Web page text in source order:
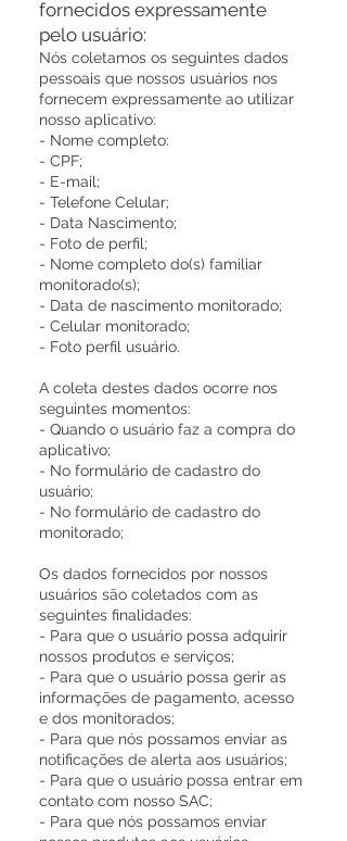
fornecidos expressamente
pelo usuário:
Nós coletamos os seguintes dados
pessoais que nossos usuários nos
fornecem expressamente ao utilizar
nosso aplicativo:
- Nome completo:
- CPF;
- E-mail;
- Telefone Celular;
- Data Nascimento;
- Foto de perfil;
- Nome completo do(s) familiar
monitorado(s);
- Data de nascimento monitorado;
- Celular monitorado;
- Foto perfil usuário.
A coleta destes dados ocorre nos
seguintes momentos:
- Quando o usuário faz a compra do
aplicativo;
- No formulário de cadastro do
usuário;
- No formulário de cadastro do
monitorado;
Os dados fornecidos por nossos
usuários são coletados com as
seguintes finalidades:
- Para que o usuário possa adquirir
nossos produtos e serviços;
- Para que o usuário possa gerir as
informações de pagamento, acesso
e dos monitorados;
- Para que nós possamos enviar as
notificações de alerta aos usuários;
- Para que o usuário possa entrar em
contato com nosso SAC;
- Para que nós possamos enviar